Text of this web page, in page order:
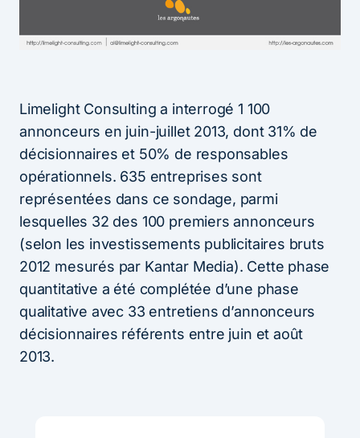
Limelight Consulting a interrogé 1 100
annonceurs en juin-juillet 2013, dont 31% de
décisionnaires et 50% de responsables
opérationnels. 635 entreprises sont
représentées dans ce sondage, parmi
lesquelles 32 des 100 premiers annonceurs
(selon les investissements publicitaires bruts
2012 mesurés par Kantar Media). Cette phase
quantitative a été complétée d’une phase
qualitative avec 33 entretiens d’annonceurs
décisionnaires référents entre juin et août
2013.